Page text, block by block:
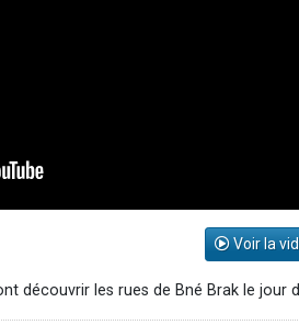
Voir la
découvrir les rues de Bné Brak le jour